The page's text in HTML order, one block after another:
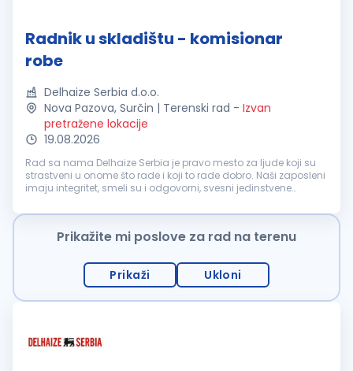
Radnik u skladištu - komisionar
robe
Delhaize Serbia d.o.o.
Nova Pazova, Surčin | Terenski rad - Izvan
pretražene lokacije
19.08.2026
Rad sa nama Delhaize Serbia je pravo mesto za ljude koji su
strastveni u onome što rade i koji to rade dobro. Naši zaposleni
imaju integritet, smeli su i odgovorni, svesni jedinstvene
on...
Prikažite mi poslove za rad na terenu
Prikaži Ukloni